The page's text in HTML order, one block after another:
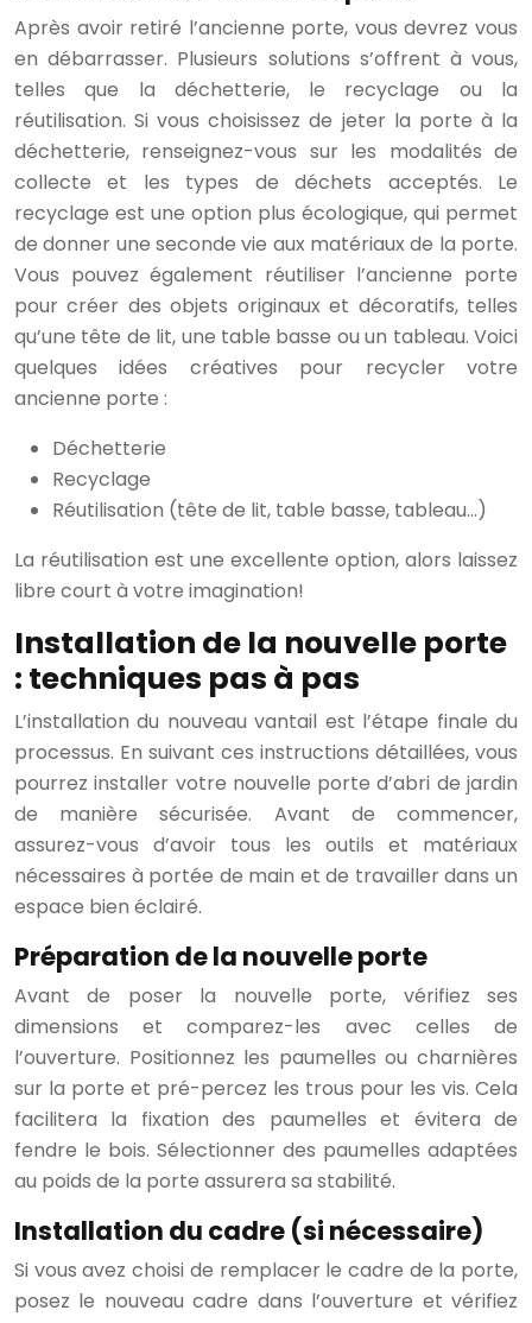
Après avoir retiré l’ancienne porte, vous devrez vous
en débarrasser. Plusieurs solutions s’offrent à vous,
telles que la déchetterie, le recyclage ou la
réutilisation. Si vous choisissez de jeter la porte à la
déchetterie, renseignez-vous sur les modalités de
collecte et les types de déchets acceptés. Le
recyclage est une option plus écologique, qui permet
de donner une seconde vie aux matériaux de la porte.
Vous pouvez également réutiliser l’ancienne porte
pour créer des objets originaux et décoratifs, telles
qu’une tête de lit, une table basse ou un tableau. Voici
quelques idées créatives pour recycler votre
ancienne porte :
Déchetterie
Recyclage
Réutilisation (tête de lit, table basse, tableau…)
La réutilisation est une excellente option, alors laissez
libre court à votre imagination!
Installation de la nouvelle porte
: techniques pas à pas
L’installation du nouveau vantail est l’étape finale du
processus. En suivant ces instructions détaillées, vous
pourrez installer votre nouvelle porte d’abri de jardin
de manière sécurisée. Avant de commencer,
assurez-vous d’avoir tous les outils et matériaux
nécessaires à portée de main et de travailler dans un
espace bien éclairé.
Préparation de la nouvelle porte
Avant de poser la nouvelle porte, vérifiez ses
dimensions et comparez-les avec celles de
l’ouverture. Positionnez les paumelles ou charnières
sur la porte et pré-percez les trous pour les vis. Cela
facilitera la fixation des paumelles et évitera de
fendre le bois. Sélectionner des paumelles adaptées
au poids de la porte assurera sa stabilité.
Installation du cadre (si nécessaire)
Si vous avez choisi de remplacer le cadre de la porte,
posez le nouveau cadre dans l’ouverture et vérifiez